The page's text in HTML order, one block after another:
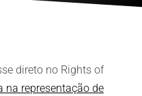
direto no Rights of
na representação de